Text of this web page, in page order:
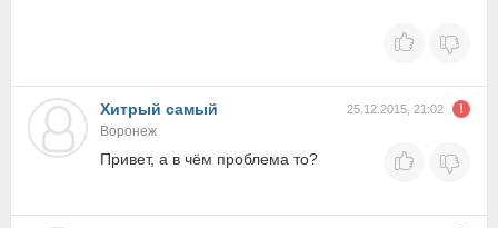
Хитрый самый 25.12.2015, 21:02
Воронеж
Привет, а в чём проблема то?